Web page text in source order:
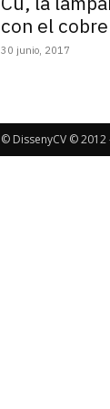
con el
30 junio, 2017
© DissenyCV © 2012